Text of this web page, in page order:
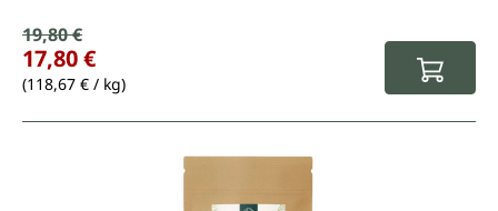
Prix de vente :
Prix régulier :
19,80 €
17,80 €
(118,67 € / kg)